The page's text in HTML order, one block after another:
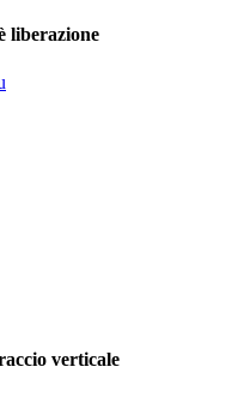
liberazione
verticale